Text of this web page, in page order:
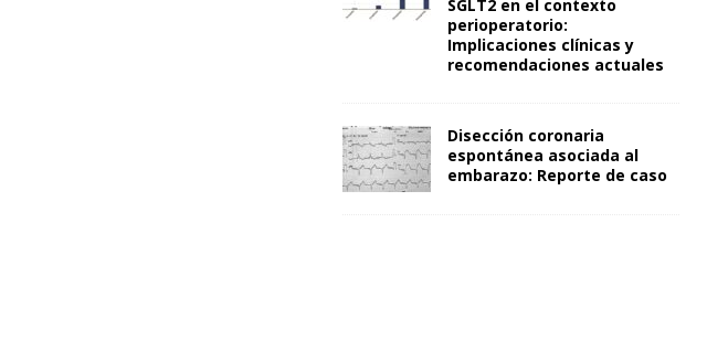
SGLT2 en el contexto
perioperatorio:
Implicaciones clínicas y
recomendaciones actuales
Disección coronaria
espontánea asociada al
embarazo: Reporte de caso